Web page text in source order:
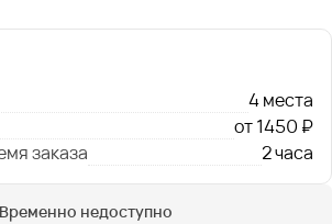
4 места
от 1450 ₽
заказа
2 часа
Временно недоступно